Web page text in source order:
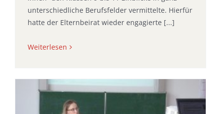
unterschiedliche Berufsfelder vermittelte. Hierfür
hatte der Elternbeirat wieder engagierte [...]
Weiterlesen